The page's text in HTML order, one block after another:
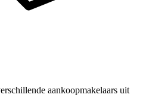
aankoopmakelaars uit